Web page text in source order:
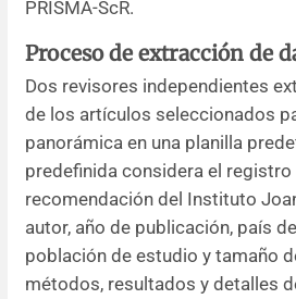
PRISMA-ScR.
Proceso de extracción de
Dos revisores independientes
de los artículos seleccionados
panorámica en una planilla
predefinida considera el registro
recomendación del Instituto
autor, año de publicación, país
población de estudio y tamaño
métodos, resultados y detalles